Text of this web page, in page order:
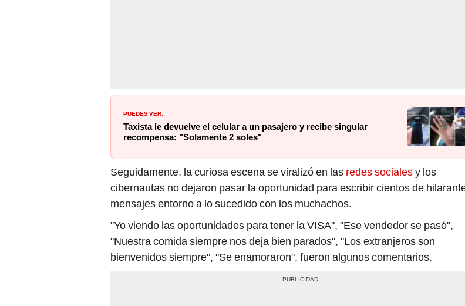
PUEDES VER:
Taxista le devuelve el celular a un pasajero y recibe singular
recompensa: "Solamente 2 soles"
Seguidamente, la curiosa escena se viralizó en las redes socialesy los
cibernautas no dejaron pasar la oportunidad para escribir cientos de
mensajes entorno a lo sucedido con los muchachos.
"Yo viendo las oportunidades para tener la VISA", "Ese vendedor se pasó",
"Nuestra comida siempre nos deja bien parados", "Los extranjeros son
bienvenidos siempre", "Se enamoraron", fueron algunos comentarios.